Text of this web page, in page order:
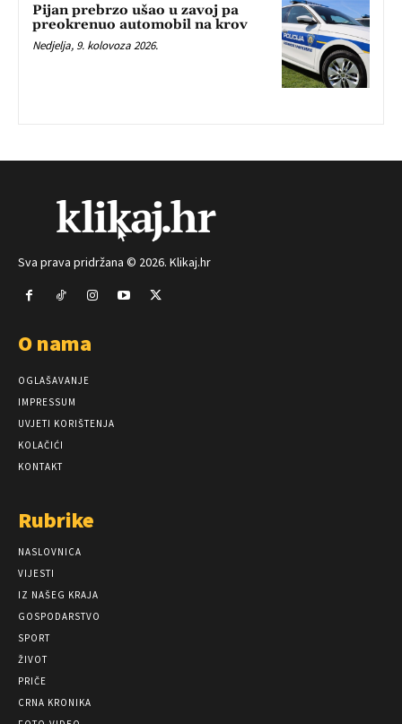
Pijan prebrzo ušao u zavoj pa
preokrenuo automobil na krov
Nedjelja, 9. kolovoza 2026.
Sva prava pridržana © 2026. Klikaj.hr
O nama
OGLAŠAVANJE
IMPRESSUM
UVJETI KORIŠTENJA
KOLAČIĆI
KONTAKT
Rubrike
NASLOVNICA
VIJESTI
IZ NAŠEG KRAJA
GOSPODARSTVO
SPORT
ŽIVOT
PRIČE
CRNA KRONIKA